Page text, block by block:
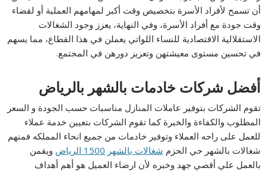
أن تسمح لأفراد الأسرة بتخصيص وقت أكبر لمهامهم العملية أو لقضاء
وقت جودة مع أفراد الأسرة، وفي النهاية، يعزز وجود الشغالات
الاستقلالية الاقتصادية للنساء اللواتي يعملن في هذا القطاع، مما يسهم
في تحسين مستوى معيشتهن وتعزيز دورهن في المجتمع.
أفضل شركات خادمات بالشهر بالرياض
تقوم الشركات بتوفير عاملات المنازل مناسبات حسب الجودة و السعر
المطلوب والكفاءة والخبرة كما تقوم الشركات بتعيين خدمة عملاء
للعمل على راحه العملاء وتوفير خادمات من جميع انحاء المملكه فمنهم
شغالات بالشهر حي الحزم شغالات بالشهر 1500 الرياض
ويقمن
بالعمل علي أقصي جهد وخبره لأن ارضاء العميل هو أهم أهداف